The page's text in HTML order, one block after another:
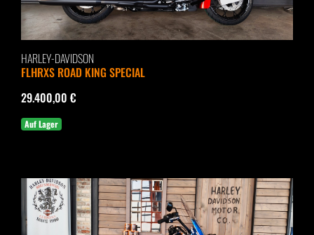
HARLEY-DAVIDSON
FLHRXS ROAD KING SPECIAL
29.400,00 €
Auf Lager